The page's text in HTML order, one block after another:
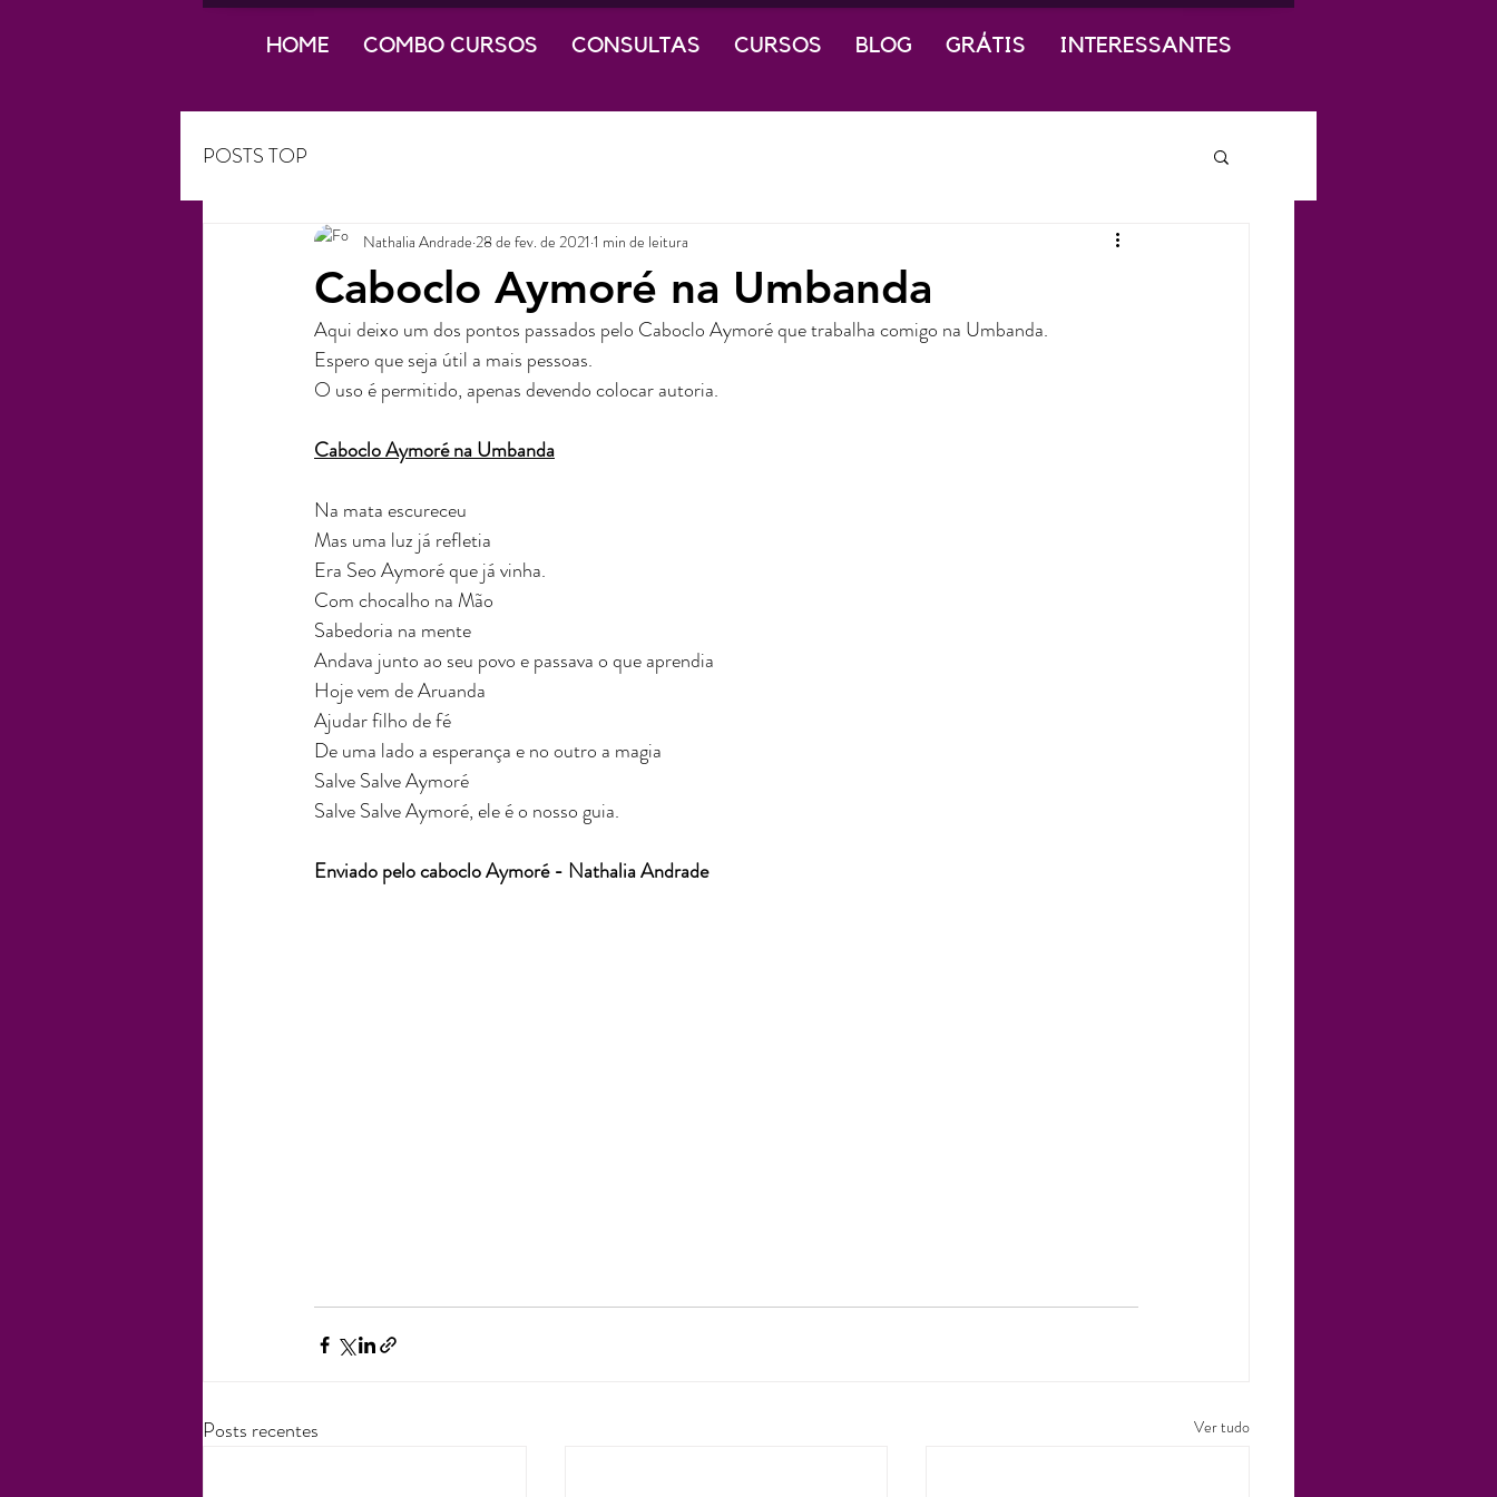
POSTS TOP
Caboclo Aymoré na Umbanda
Nathalia Andrade 28 de fev. de 2021 1 min de leitura
Aqui deixo um dos pontos passados pelo Caboclo Aymoré que trabalha comigo na Umbanda.
Espero que seja útil a mais pessoas.
O uso é permitido, apenas devendo colocar autoria.
Caboclo Aymoré na Umbanda
Na mata escureceu
Mas uma luz já refletia
Era Seo Aymoré que já vinha.
Com chocalho na Mão
Sabedoria na mente
Andava junto ao seu povo e passava o que aprendia
Hoje vem de Aruanda
Ajudar filho de fé
De uma lado a esperança e no outro a magia
Salve Salve Aymoré
Salve Salve Aymoré, ele é o nosso guia.
Enviado pelo caboclo Aymoré - Nathalia Andrade
Posts recentes Ver tudo
HOME COMBO CURSOS CONSULTAS CURSOS BLOG GRÁTIS INTERESSANTES